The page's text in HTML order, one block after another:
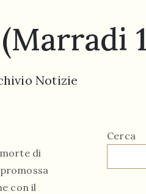
Notizie
di
con il
Cerca